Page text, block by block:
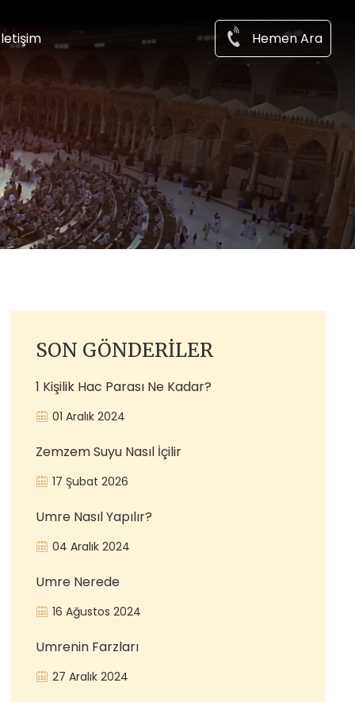
Hemen Ara
SON GÖNDERILER
1 Kişilik Hac Parası Ne Kadar?
01 Aralık 2024
Zemzem Suyu Nasıl İçilir
17 Şubat 2026
Umre Nasıl Yapılır?
04 Aralık 2024
Umre Nerede
16 Ağustos 2024
Umrenin Farzları
27 Aralık 2024